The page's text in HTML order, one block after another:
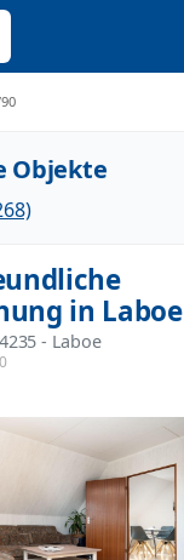
Objekte
in Laboe
- Laboe